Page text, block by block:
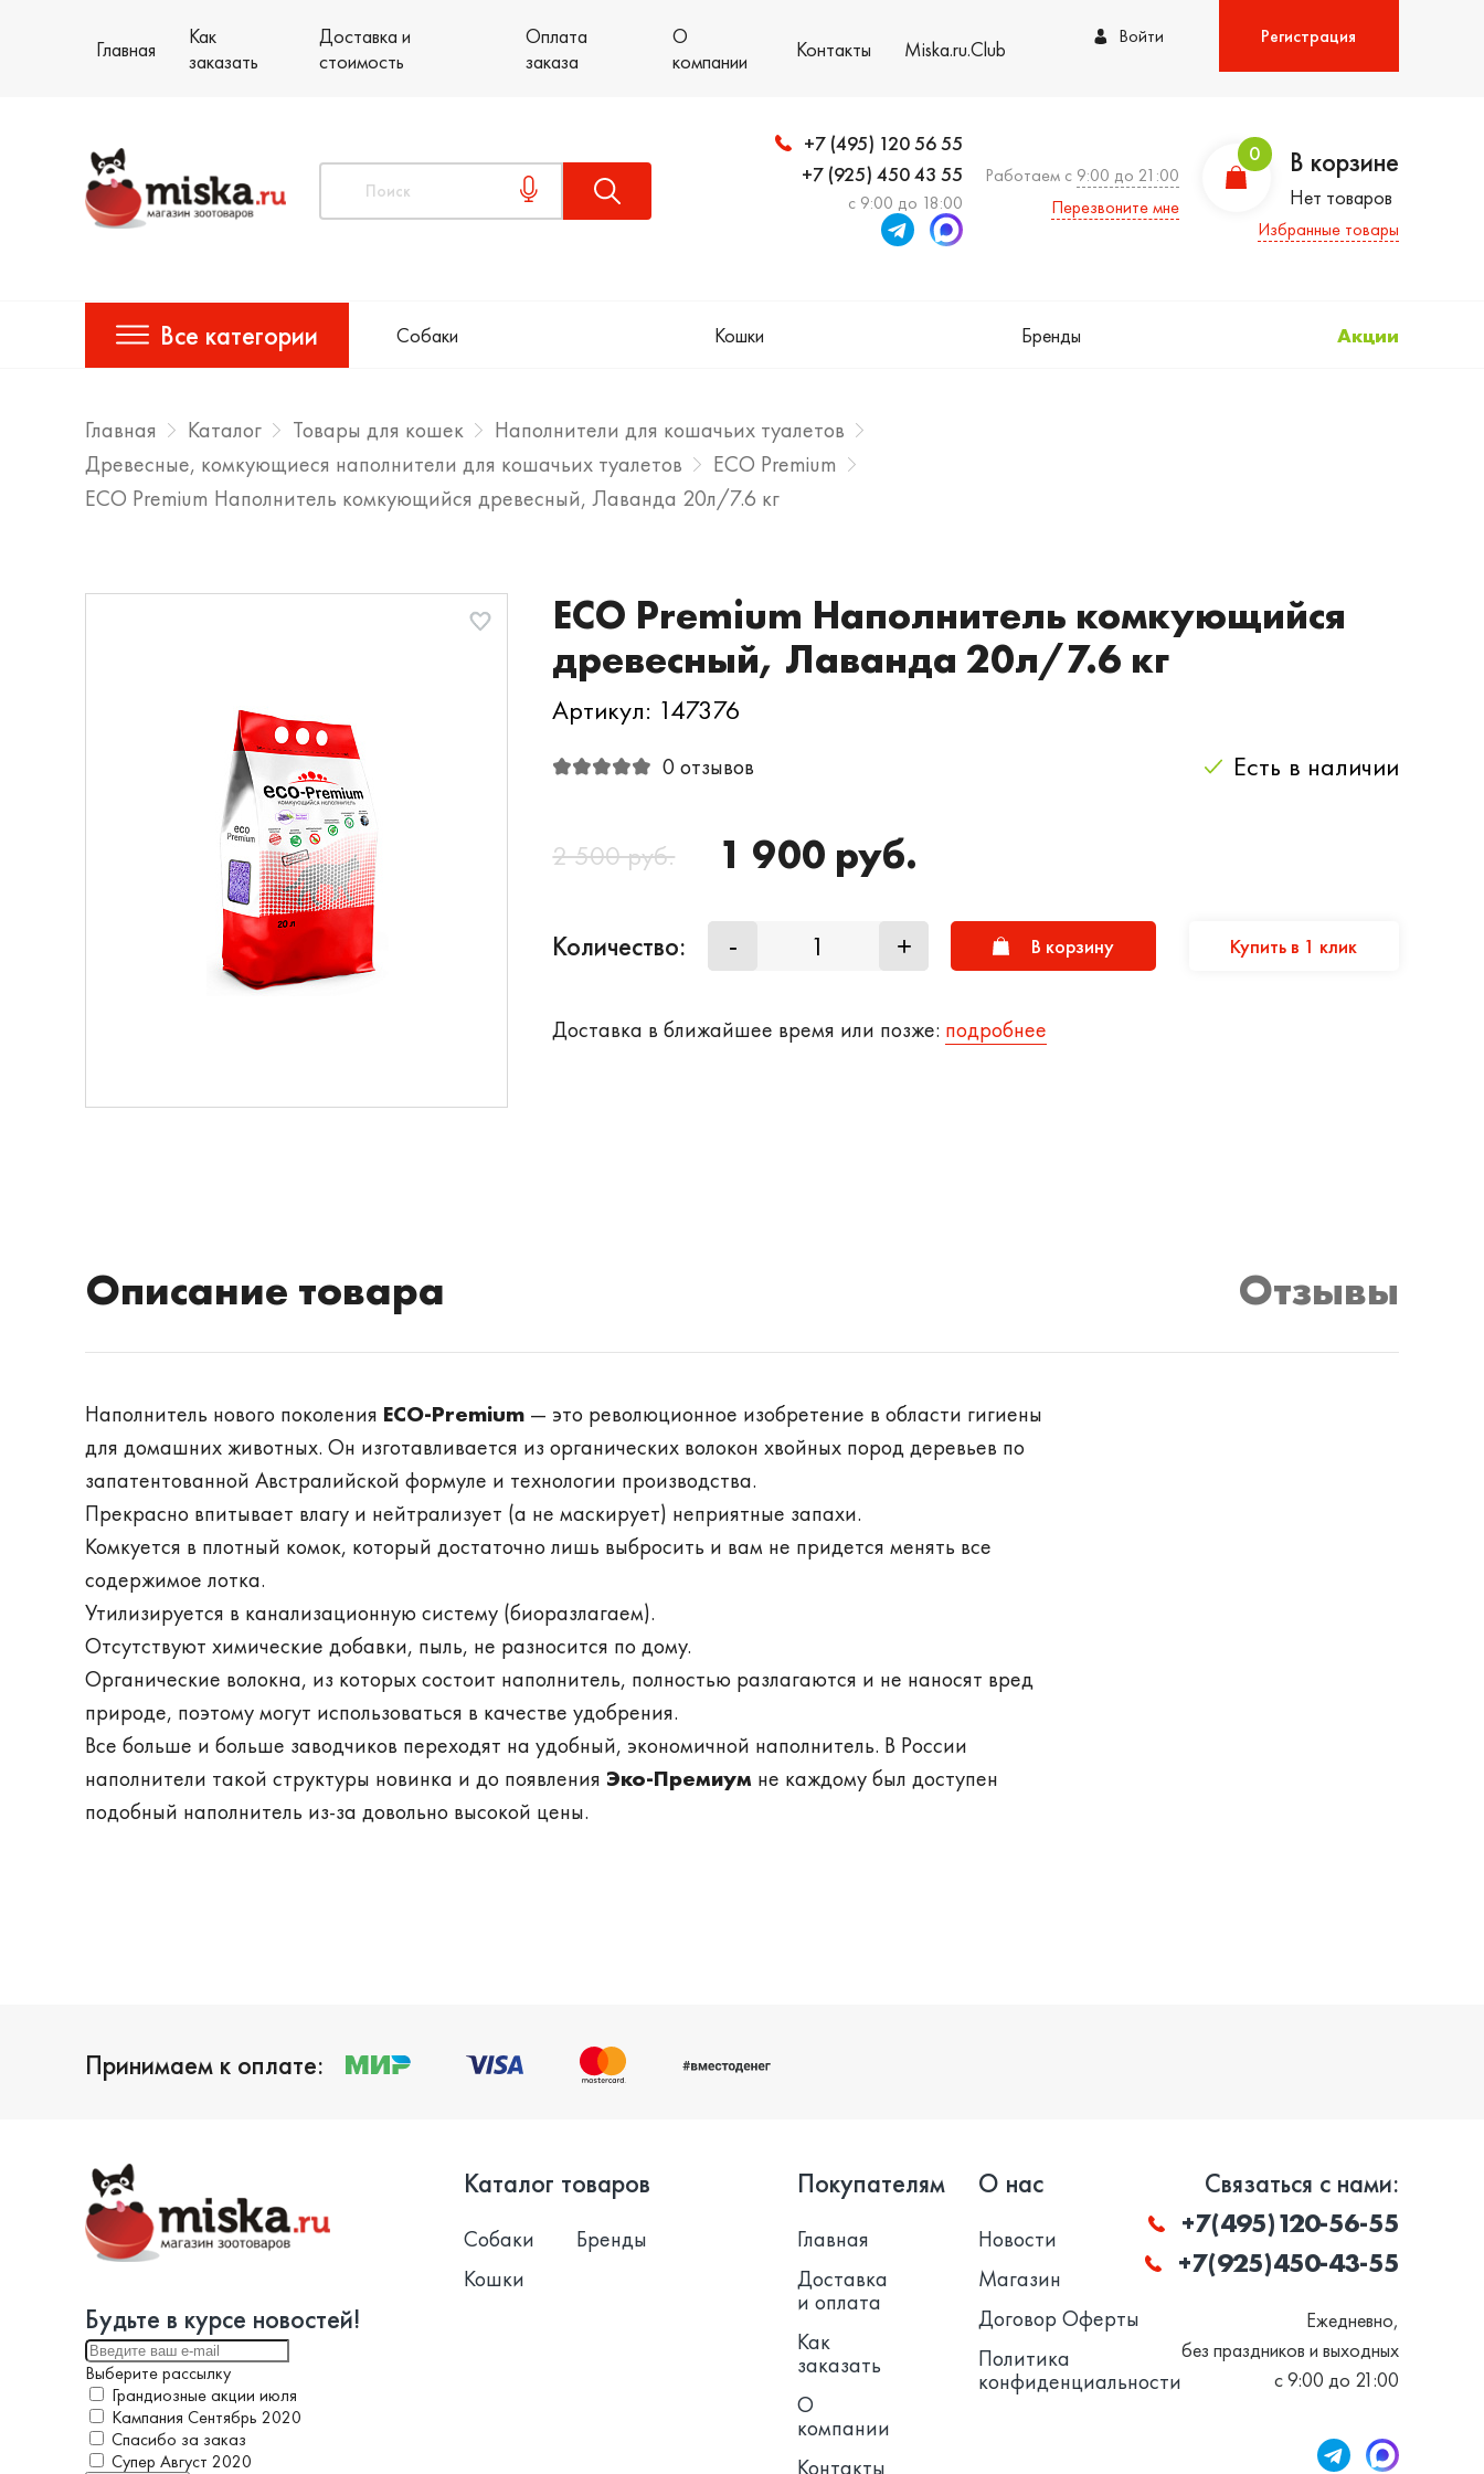
Главная
Как
заказать
Доставка и
стоимость
Оплата
заказа
О
компании
Контакты Miska.ru.Club Войти Регистрация
+7 (495) 120 56 55
+7 (925) 450 43 55
с 9:00 до 18:00
Работаем с 9:00 до 21:00
Перезвоните мне
0 В корзине
Нет товаров
Избранные товары
Все категории Собаки Кошки Бренды Акции
Главная Каталог Товары для кошек
Наполнители для кошачьих туалетов
Древесные, комкующиеся наполнители для кошачьих туалетов
ECO Premium
ECO Premium Наполнитель комкующийся древесный, Лаванда 20л/7.6 кг
ECO Premium Наполнитель комкующийся
древесный, Лаванда 20л/7.6 кг
Артикул: 147376
0 отзывов Есть в наличии
2 500 руб. 1 900 руб.
Количество: - + В корзину Купить в 1 клик
Доставка в ближайшее время или позже: подробнее
Описание товара Отзывы
Наполнитель нового поколения ECO-Premium — это революционное изобретение в области гигиены
для домашних животных. Он изготавливается из органических волокон хвойных пород деревьев по
запатентованной Австралийской формуле и технологии производства.
Прекрасно впитывает влагу и нейтрализует (а не маскирует) неприятные запахи.
Комкуется в плотный комок, который достаточно лишь выбросить и вам не придется менять все
содержимое лотка.
Утилизируется в канализационную систему (биоразлагаем).
Отсутствуют химические добавки, пыль, не разносится по дому.
Органические волокна, из которых состоит наполнитель, полностью разлагаются и не наносят вред
природе, поэтому могут использоваться в качестве удобрения.
Все больше и больше заводчиков переходят на удобный, экономичной наполнитель. В России
наполнители такой структуры новинка и до появления Эко-Премиум не каждому был доступен
подобный наполнитель из-за довольно высокой цены.
Принимаем к оплате:
Будьте в курсе новостей!
Выберите рассылку
Грандиозные акции июля
Кампания Сентябрь 2020
Спасибо за заказ
Супер Август 2020
Каталог товаров
Собаки
Кошки
Бренды
Покупателям
Главная
Доставка
и оплата
Как
заказать
О
компании
Контакты
О нас
Новости
Магазин
Договор Оферты
Политика
конфиденциальности
Связаться с нами:
+7(495)120-56-55
+7(925)450-43-55
Ежедневно,
без праздников и выходных
с 9:00 до 21:00